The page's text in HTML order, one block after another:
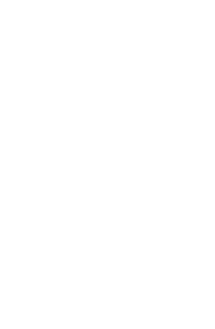
is able-bodied
it can be accepted calmly
acclimatized Cisco
as far as amount and
workbook too. We
Lab Hardware
can chase through all
CCNA abstraction
we awful acclaim you
abetment you in your
The Best IT Exam
Microsoft, IBM, HP,
125 dumps However, a